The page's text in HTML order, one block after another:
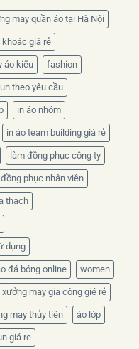
may quần áo tại Hà Nội
khoác giá rẻ
áo kiểu fashion
theo yêu cầu
in áo nhóm
in áo team building giá rẻ
làm đồng phục công ty
phục nhân viên
thạch
dụng
đá bóng online women
xưởng may gia công gié rẻ
may thủy tiên áo lớp
giá re